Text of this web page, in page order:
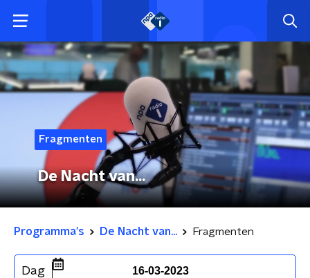
Fragmenten
De Nacht van...
Programma's De Nacht van... Fragmenten
Dag 16-03-2023